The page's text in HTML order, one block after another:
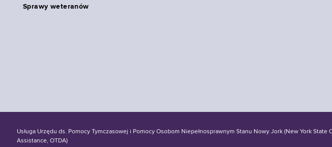
Sprawy weteranów
Usługa Urzędu ds. Pomocy Tymczasowej i Pomocy Osobom Niepełnosprawnym Stanu Nowy Jork (New York State
Assistance, OTDA)